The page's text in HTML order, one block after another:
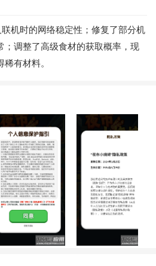
机时的网络稳定性；修复了部分机
；调整了高级食材的获取概率，现
稀有材料。